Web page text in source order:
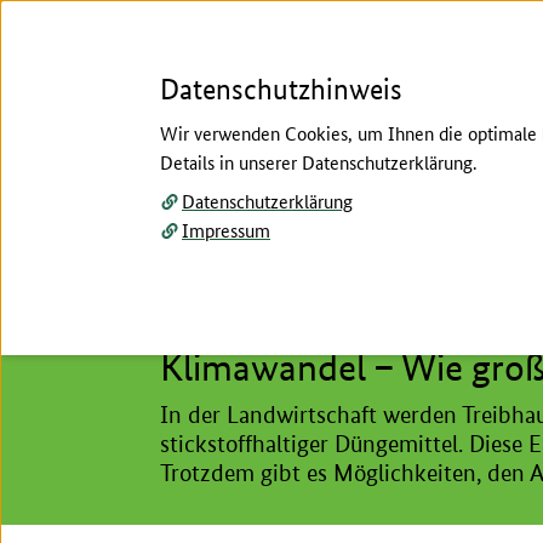
Menü
Klimawandel – Wie
In der Landwirtschaft werden
stickstoffhaltiger Düngemittel. Diese
Trotzdem gibt es Möglichkeiten, den
Datenschutzhinweis
Wir verwenden Cookies, um Ihnen die
Details in unserer Datenschutzerklärung.
Datenschutzerklärung
Impressum